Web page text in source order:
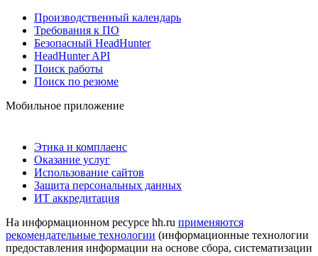
Производственный календарь
Требования к ПО
Безопасный HeadHunter
HeadHunter API
Поиск работы
Поиск по резюме
Мобильное приложение
Этика и комплаенс
Оказание услуг
Использование сайтов
Защита персональных данных
ИТ аккредитация
На информационном ресурсе hh.ru применяются
рекомендательные технологии (информационные технологии
предоставления информации на основе сбора, систематизации